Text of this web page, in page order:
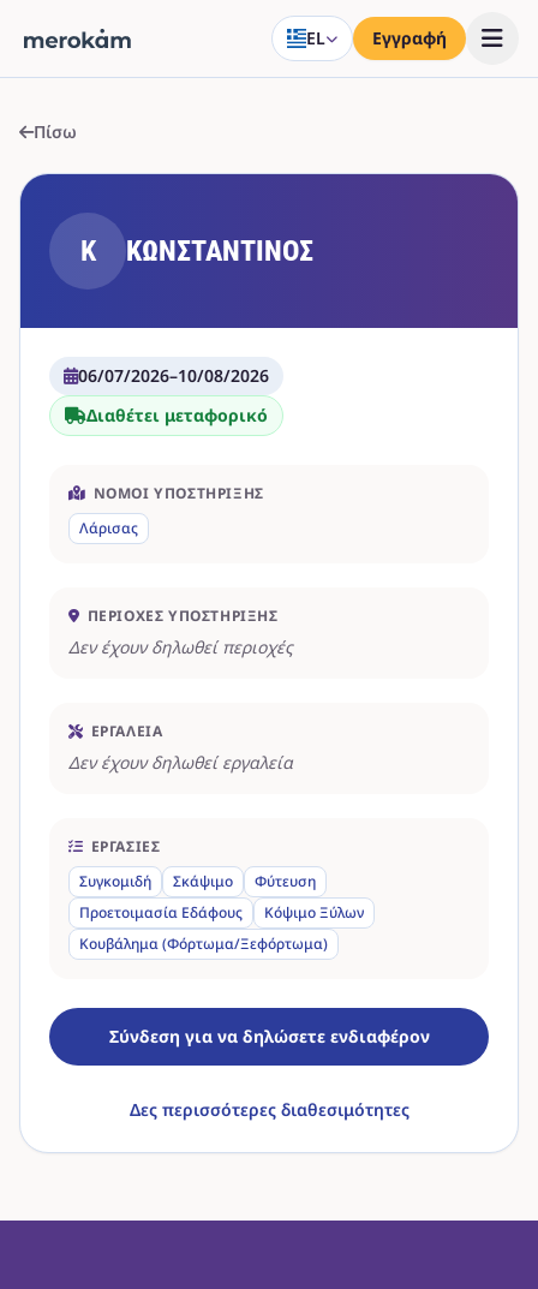
EL Εγγραφή
Πίσω
Κ ΚΩΝΣΤΑΝΤΙΝΟΣ
06/07/2026–10/08/2026
Διαθέτει μεταφορικό
ΝΟΜΟΊ ΥΠΟΣΤΉΡΙΞΗΣ
Λάρισας
ΠΕΡΙΟΧΈΣ ΥΠΟΣΤΉΡΙΞΗΣ
Δεν έχουν δηλωθεί περιοχές
ΕΡΓΑΛΕΊΑ
Δεν έχουν δηλωθεί εργαλεία
ΕΡΓΑΣΊΕΣ
Συγκομιδή
Σκάψιμο
Φύτευση
Προετοιμασία Εδάφους
Κόψιμο Ξύλων
Κουβάλημα (Φόρτωμα/Ξεφόρτωμα)
Σύνδεση για να δηλώσετε ενδιαφέρον
Δες περισσότερες διαθεσιμότητες